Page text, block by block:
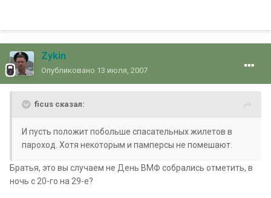
Zykin
Опубликовано 13 июля, 2007
ficus сказал:
И пусть положит побольше спасательных жилетов в
пароход. Хотя некоторым и памперсы не помешают.
Братья, это вы случаем не День ВМФ собрались отметить, в
ночь с 20-го на 29-е?